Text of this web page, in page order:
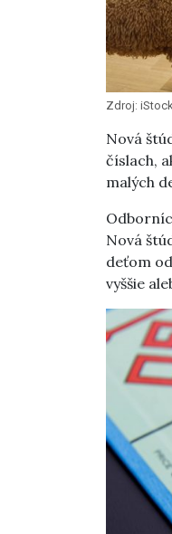
Zdroj:
Nová
číslach,
malých
Nová
deťom
vyššie